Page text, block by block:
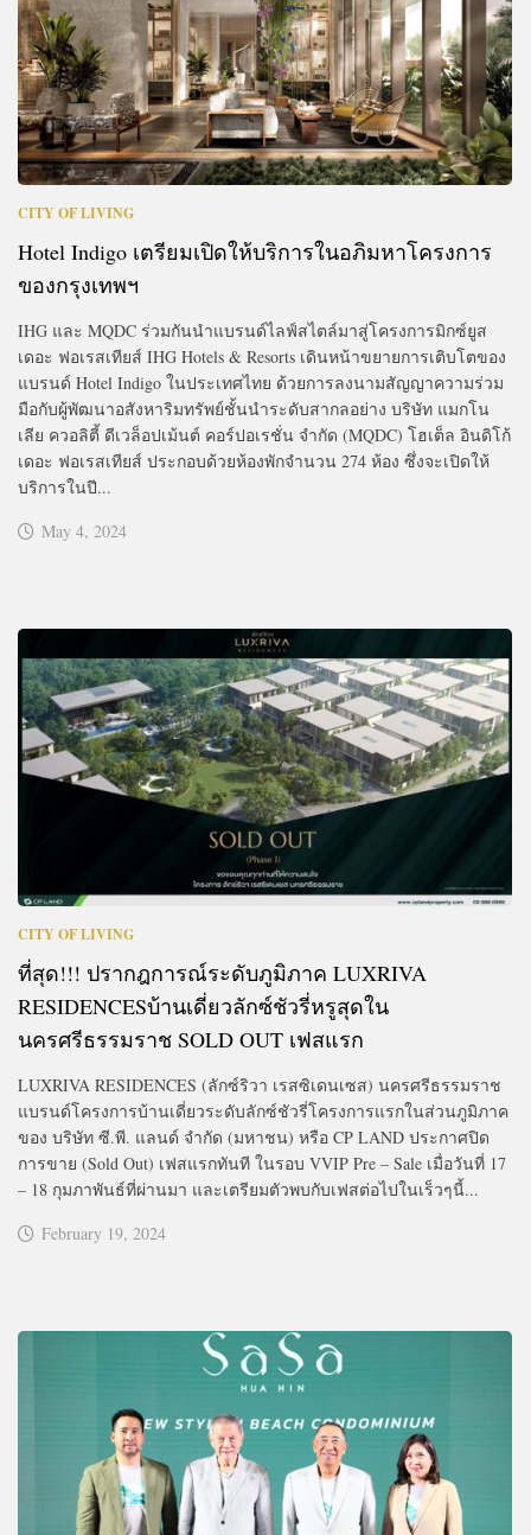
CITY OF LIVING
Hotel Indigo เตรียมเปิดให้บริการในอภิมหาโครงการ
ของกรุงเทพฯ
IHG และ MQDC ร่วมกันนำแบรนด์ไลฟ์สไตล์มาสู่โครงการมิกซ์ยูส
เดอะ ฟอเรสเทียส์ IHG Hotels & Resorts เดินหน้าขยายการเติบโตของ
แบรนด์ Hotel Indigo ในประเทศไทย ด้วยการลงนามสัญญาความร่วม
มือกับผู้พัฒนาอสังหาริมทรัพย์ชั้นนำระดับสากลอย่าง บริษัท แมกโน
เลีย ควอลิตี้ ดีเวล็อปเม้นต์ คอร์ปอเรชั่น จำกัด (MQDC) โฮเต็ล อินดิโก้
เดอะ ฟอเรสเทียส์ ประกอบด้วยห้องพักจำนวน 274 ห้อง ซึ่งจะเปิดให้
บริการในปี...
May 4, 2024
CITY OF LIVING
ที่สุด!!! ปรากฎการณ์ระดับภูมิภาค LUXRIVA
RESIDENCESบ้านเดี่ยวลักซ์ชัวรี่หรูสุดใน
นครศรีธรรมราช SOLD OUT เฟสแรก
LUXRIVA RESIDENCES (ลักซ์ริวา เรสซิเดนเซส) นครศรีธรรมราช
แบรนด์โครงการบ้านเดี่ยวระดับลักซ์ชัวรี่โครงการแรกในส่วนภูมิภาค
ของ บริษัท ซี.พี. แลนด์ จำกัด (มหาชน) หรือ CP LAND ประกาศปิด
การขาย (Sold Out) เฟสแรกทันที ในรอบ VVIP Pre – Sale เมื่อวันที่ 17
– 18 กุมภาพันธ์ที่ผ่านมา และเตรียมตัวพบกับเฟสต่อไปในเร็วๆนี้...
February 19, 2024